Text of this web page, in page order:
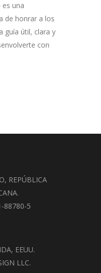
una
de honrar a los
guía útil, clara y
con
REPÚBLICA
88780-5
EEUU.
LLC.